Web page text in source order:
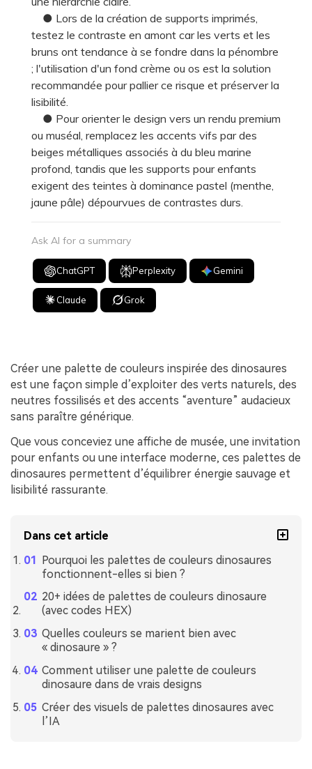
● Lors de la création de supports imprimés,
testez le contraste en amont car les verts et les
bruns ont tendance à se fondre dans la pénombre
; l'utilisation d'un fond crème ou os est la solution
recommandée pour pallier ce risque et préserver la
lisibilité.
● Pour orienter le design vers un rendu premium
ou muséal, remplacez les accents vifs par des
beiges métalliques associés à du bleu marine
profond, tandis que les supports pour enfants
exigent des teintes à dominance pastel (menthe,
jaune pâle) dépourvues de contrastes durs.
Ask AI for a summary
ChatGPT Perplexity Gemini
Claude Grok
Créer une palette de couleurs inspirée des dinosaures
est une façon simple d’exploiter des verts naturels, des
neutres fossilisés et des accents “aventure” audacieux
sans paraître générique.
Que vous conceviez une affiche de musée, une invitation
pour enfants ou une interface moderne, ces palettes de
dinosaures permettent d’équilibrer énergie sauvage et
lisibilité rassurante.
Dans cet article
Pourquoi les palettes de couleurs dinosaures
fonctionnent-elles si bien ?
20+ idées de palettes de couleurs dinosaure
(avec codes HEX)
Quelles couleurs se marient bien avec
« dinosaure » ?
Comment utiliser une palette de couleurs
dinosaure dans de vrais designs
Créer des visuels de palettes dinosaures avec
l’IA